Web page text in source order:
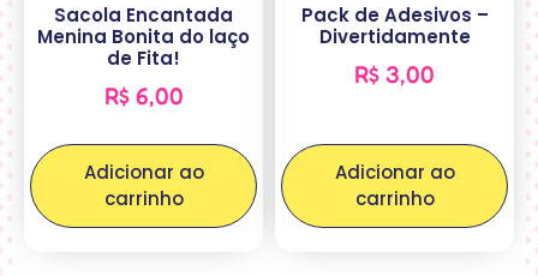
Sacola Encantada
Menina Bonita do laço
de Fita!
R$6,00
Adicionar ao
carrinho
Pack de Adesivos –
Divertidamente
R$ 3,00
Adicionar ao
carrinho